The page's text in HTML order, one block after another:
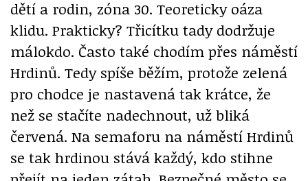
dětí a rodin, zóna 30. Teoreticky oáza
klidu. Prakticky? Třicítku tady dodržuje
málokdo. Často také chodím přes náměstí
Hrdinů. Tedy spíše běžím, protože zelená
pro chodce je nastavená tak krátce, že
než se stačíte nadechnout, už bliká
červená. Na semaforu na náměstí Hrdinů
se tak hrdinou stává každý, kdo stihne